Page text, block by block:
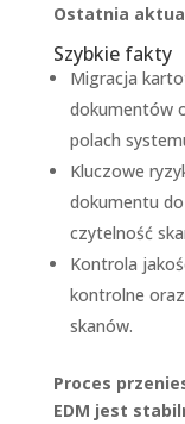
Ostatnia
Szybkie fakty
Migracja
dokumentów
polach
Kluczowe
dokumentu
czytelność
Kontrola
kontrolne
skanów.
Proces
EDM jest